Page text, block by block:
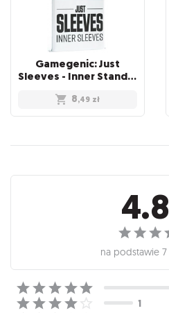
Gamegenic: Just
Sleeves - Inner Standard Card Game Sleeves (64x89 mm), 100 sztuk
8,49 zł
Recenzje
na podstawie